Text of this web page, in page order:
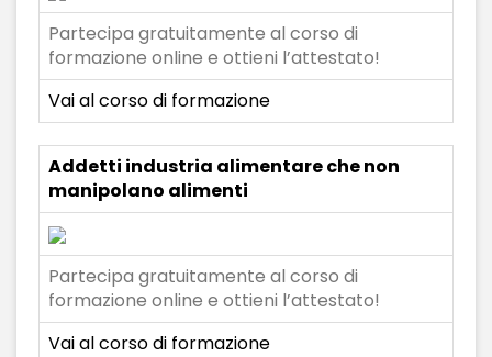
Partecipa gratuitamente al corso di
formazione online e ottieni l’attestato!
Vai al corso di formazione
Addetti industria alimentare che non
manipolano alimenti
Partecipa gratuitamente al corso di
formazione online e ottieni l’attestato!
Vai al corso di formazione